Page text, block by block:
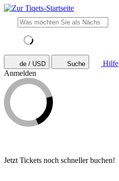
de / USD Suche
Hilfe
Anmelden
Jetzt Tickets noch schneller buchen!